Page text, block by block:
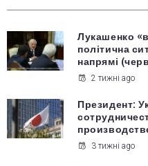
Лукашенко
політична
напрямі
2 тижні ago
Президент:
3 тижні ago